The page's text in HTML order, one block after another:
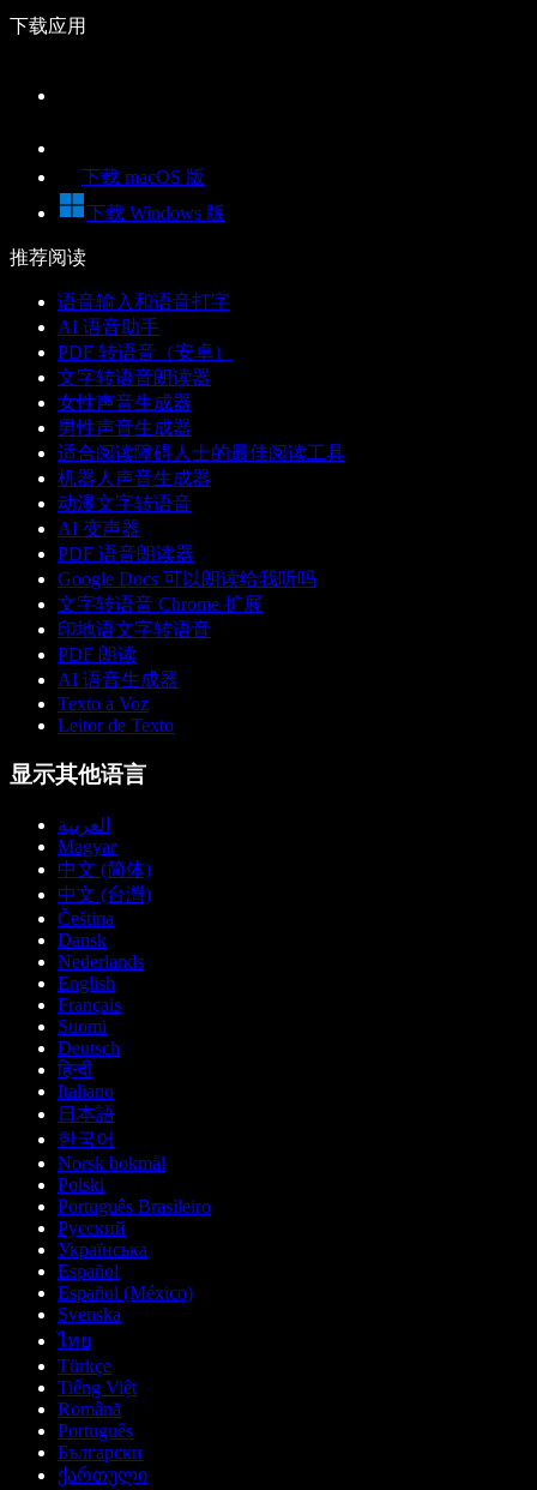
下载应用
下载 macOS 版
下载 Windows 版
推荐阅读
语音输入和语音打字
AI 语音助手
PDF 转语音（安卓）
文字转语音朗读器
女性声音生成器
男性声音生成器
适合阅读障碍人士的最佳阅读工具
机器人声音生成器
动漫文字转语音
AI 变声器
PDF 语音朗读器
Google Docs 可以朗读给我听吗
文字转语音 Chrome 扩展
印地语文字转语音
PDF 朗读
AI 语音生成器
Texto a Voz
Leitor de Texto
显示其他语言
العربية
Magyar
中文 (简体)
中文 (台灣)
Čeština
Dansk
Nederlands
English
Français
Suomi
Deutsch
हिन्दी
Italiano
日本語
한국어
Norsk bokmål
Polski
Português Brasileiro
Русский
Українська
Español
Español (México)
Svenska
ไทย
Türkçe
Tiếng Việt
Română
Português
Български
ქართული